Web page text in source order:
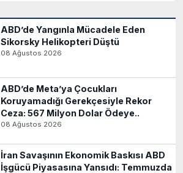
ABD’de Yangınla Mücadele Eden
Sikorsky Helikopteri Düştü
08 Ağustos 2026
ABD’de Meta’ya Çocukları
Koruyamadığı Gerekçesiyle Rekor
Ceza: 567 Milyon Dolar Ödeye..
08 Ağustos 2026
İran Savaşının Ekonomik Baskısı ABD
İşgücü Piyasasına Yansıdı: Temmuzda